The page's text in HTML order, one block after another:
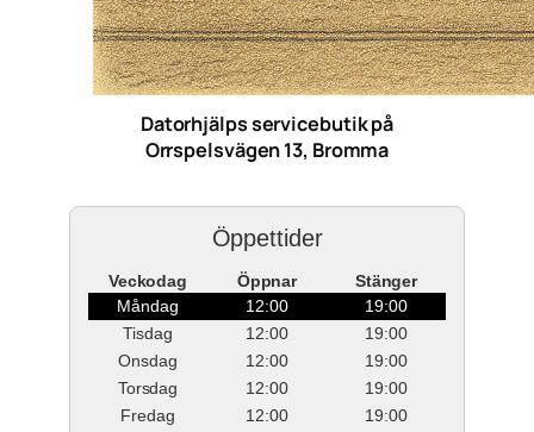
Datorhjälps servicebutik på
Orrspelsvägen 13, Bromma
Öppettider
Veckodag Öppnar
Stänger
Måndag
12:00
19:00
Tisdag
12:00
19:00
Onsdag
12:00
19:00
Torsdag
12:00
19:00
Fredag
12:00
19:00